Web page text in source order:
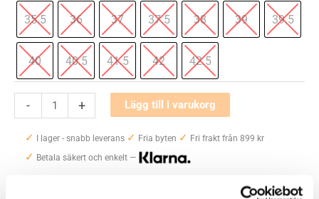
35.5 36 37 37.5 38 39 39.5
40 40.5 41.5 42 42.5
-
GTR
mängd
+ Lägg till i varukorg
✓ I lager - snabb leverans ✓ Fria byten ✓ Fri frakt från 899 kr
✓ Betala säkert och enkelt —